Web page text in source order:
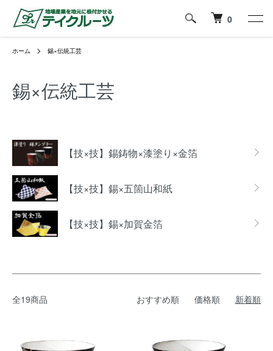
0
ホーム 錫×伝統工芸
錫×伝統工芸
【技×技】錫鋳物×漆塗り×金箔
【技×技】錫×五箇山和紙
【技×技】錫×加賀金箔
全19商品 おすすめ順 価格順 新着順